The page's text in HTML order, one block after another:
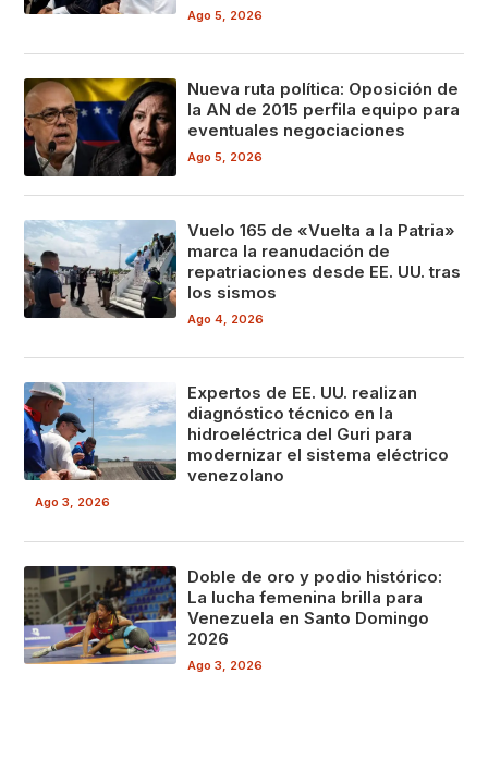
Ago 5, 2026
Nueva ruta política: Oposición de
la AN de 2015 perfila equipo para
eventuales negociaciones
Ago 5, 2026
Vuelo 165 de «Vuelta a la Patria»
marca la reanudación de
repatriaciones desde EE. UU. tras
los sismos
Ago 4, 2026
Expertos de EE. UU. realizan
diagnóstico técnico en la
hidroeléctrica del Guri para
modernizar el sistema eléctrico
venezolano
Ago 3, 2026
Doble de oro y podio histórico:
La lucha femenina brilla para
Venezuela en Santo Domingo
2026
Ago 3, 2026